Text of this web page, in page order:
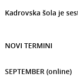
Kadrovska šola je
NOVI TERMINI
SEPTEMBER (online)